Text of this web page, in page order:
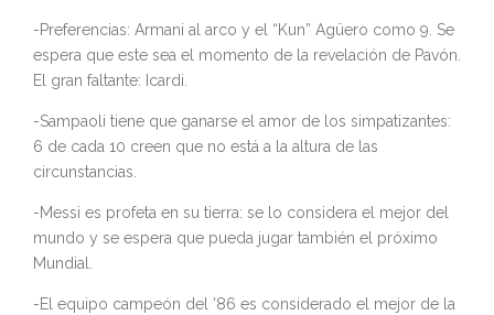
-Preferencias: Armani al arco y el “Kun” Agüero como 9. Se
espera que este sea el momento de la revelación de Pavón.
El gran faltante: Icardi.
-Sampaoli tiene que ganarse el amor de los simpatizantes:
6 de cada 10 creen que no está a la altura de las
circunstancias.
-Messi es profeta en su tierra: se lo considera el mejor del
mundo y se espera que pueda jugar también el próximo
Mundial.
-El equipo campeón del ’86 es considerado el mejor de la